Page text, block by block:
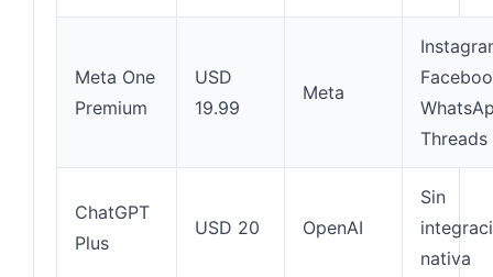
Meta One
Premium
USD
19.99
Meta
Threads
ChatGPT
Plus
USD 20 OpenAI
Sin
nativa